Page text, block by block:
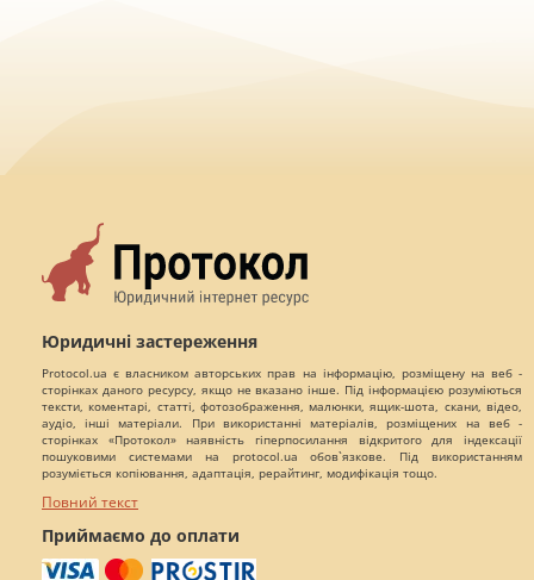
Юридичні застереження
Protocol.ua є власником авторських прав на інформацію, розміщену на веб -
сторінках даного ресурсу, якщо не вказано інше. Під інформацією розуміються
тексти, коментарі, статті, фотозображення, малюнки, ящик-шота, скани, відео,
аудіо, інші матеріали. При використанні матеріалів, розміщених на веб -
сторінках «Протокол» наявність гіперпосилання відкритого для індексації
пошуковими системами на protocol.ua обов`язкове. Під використанням
розуміється копіювання, адаптація, рерайтинг, модифікація тощо.
Повний текст
Приймаємо до оплати